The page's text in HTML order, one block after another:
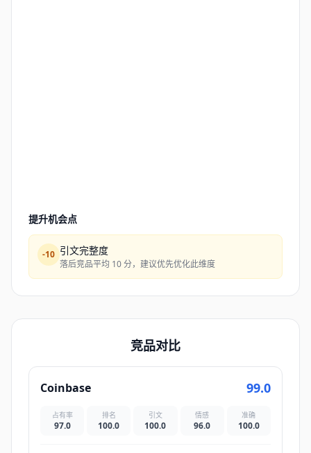
提升机会点
-10 引文完整度
落后竞品平均 10 分，建议优先优化此维度
竞品对比
Coinbase 99.0
占有率
97.0
排名
100.0
引文
100.0
情感
96.0
准确
100.0